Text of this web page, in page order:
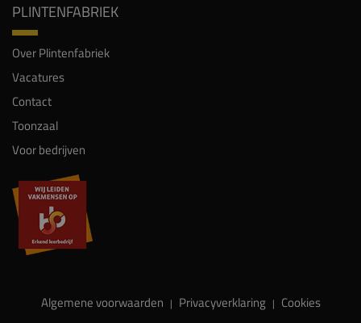
PLINTENFABRIEK
Over Plintenfabriek
Vacatures
Contact
Toonzaal
Voor bedrijven
Algemene voorwaarden | Privacyverklaring | Cookies